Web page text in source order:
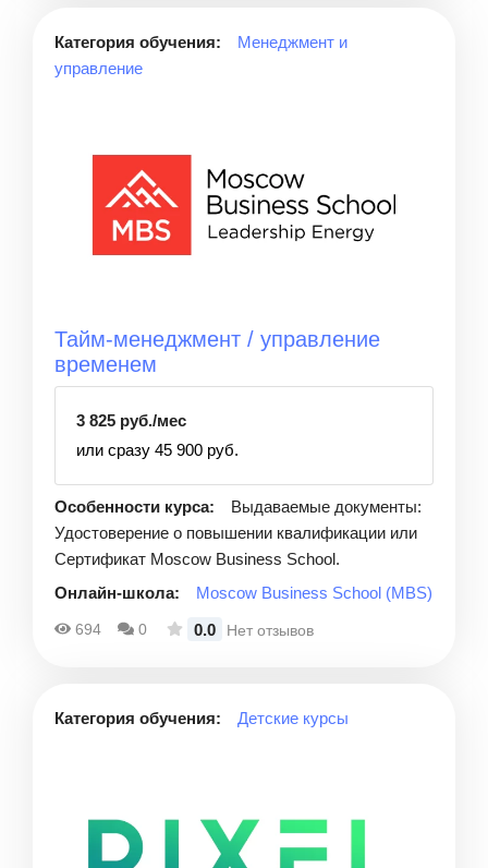
Категория обучения:
Менеджмент и
управление
Тайм-менеджмент / управление
временем
3 825 руб./мес
или сразу 45 900 руб.
Особенности курса:
Выдаваемые документы:
Удостоверение о повышении квалификации или
Сертификат Moscow Business School.
Онлайн-школа:
Moscow Business School (MBS)
694 0 0.0 Нет отзывов
Категория обучения: Детские курсы